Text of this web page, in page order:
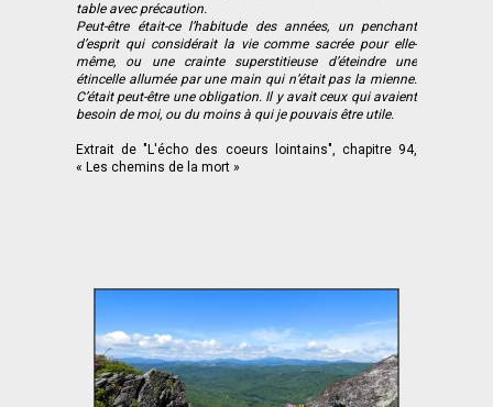
table avec précaution.
Peut-être était-ce l’habitude des années, un penchant
d’esprit qui considérait la vie comme sacrée pour elle-
même, ou une crainte superstitieuse d’éteindre une
étincelle allumée par une main qui n’était pas la mienne.
C’était peut-être une obligation. Il y avait ceux qui avaient
besoin de moi, ou du moins à qui je pouvais être utile.
Extrait de "L'écho des coeurs lointains", chapitre 94,
« Les chemins de la mort »